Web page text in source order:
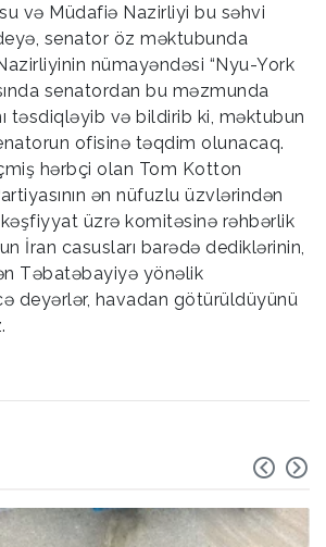
və Müdafiə Nazirliyi bu səhvi
senator öz məktubunda
nümayəndəsi “Nyu-York
senatordan bu məzmunda
təsdiqləyib və bildirib ki, məktubun
ofisinə təqdim olunacaq.
hərbçi olan Tom Kotton
ən nüfuzlu üzvlərindən
kəşfiyyat üzrə komitəsinə rəhbərlik
İran casusları barədə dediklərinin,
Təbatəbayiyə yönəlik
deyərlər, havadan götürüldüyünü